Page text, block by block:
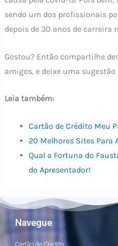
sendo um dos profissionais
depois de 30 anos de carreira
Gostou? Então compartilhe
amigos, e deixe uma
Leia também:
Cartão de Crédito Meu
20 Melhores Sites Para
Qual a Fortuna do
do Apresentador!
Navegue
Cartão de Crédito